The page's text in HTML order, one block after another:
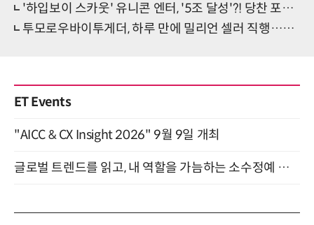
'하입보이 스카웃' 유니콘 엔터, '5조 달성'?! 당찬 포부 눈길
투모로우바이투게더, 하루 만에 밀리언 셀러 직행…쾌조의 스타트
ET Events
"AICC & CX Insight 2026" 9월 9일 개최
글로벌 트렌드를 읽고, 내 역할을 가늠하는 소수정예 실습 워크숍 (8/28)